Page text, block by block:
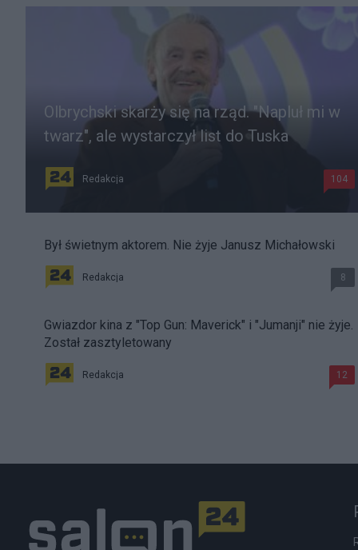
Olbrychski skarży się na rząd. "Napluł mi w
twarz", ale wystarczył list do Tuska
Redakcja 104
Był świetnym aktorem. Nie żyje Janusz Michałowski
Redakcja 8
Gwiazdor kina z "Top Gun: Maverick" i "Jumanji" nie żyje.
Został zasztyletowany
Redakcja 12